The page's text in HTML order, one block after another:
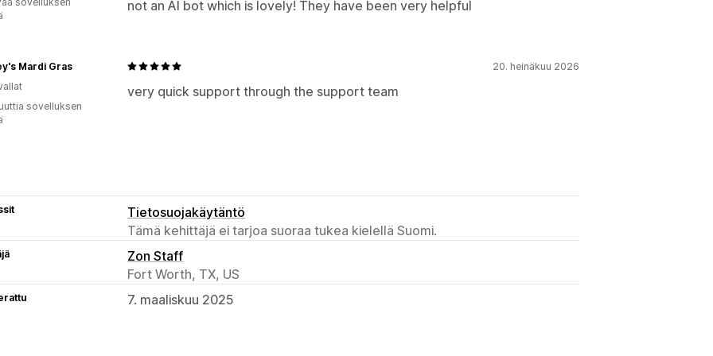
not an AI bot which is lovely! They have been very helpful
20. heinäkuu 2026
very quick support through the support team
Mardi Gras
sovelluksen
Tietosuojakäytäntö
Tämä kehittäjä ei tarjoa suoraa tukea kielellä Suomi.
Zon Staff
Fort Worth, TX, US
7. maaliskuu 2025